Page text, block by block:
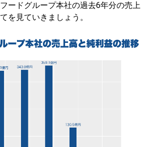
ードグループ本社の過去6年分の売上
を見ていきましょう。